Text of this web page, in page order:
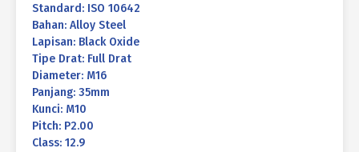
Standard: ISO 10642
Bahan: Alloy Steel
Lapisan: Black Oxide
Tipe Drat: Full Drat
Diameter: M16
Panjang: 35mm
Kunci: M10
Pitch: P2.00
Class: 12.9